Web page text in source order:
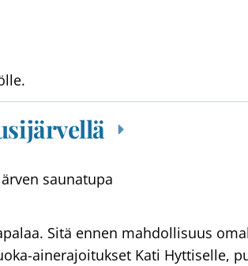
saunatupa
Sitä ennen mahdollisuus
ainerajoitukset Kati Hyttiselle,